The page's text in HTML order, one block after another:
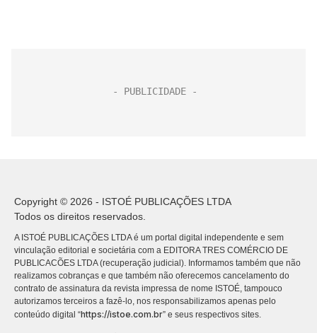
Copyright © 2026 - ISTOÉ PUBLICAÇÕES LTDA
Todos os direitos reservados.
A ISTOÉ PUBLICAÇÕES LTDA é um portal digital independente e sem
vinculação editorial e societária com a EDITORA TRES COMÉRCIO DE
PUBLICACÕES LTDA (recuperação judicial). Informamos também que não
realizamos cobranças e que também não oferecemos cancelamento do
contrato de assinatura da revista impressa de nome ISTOÉ, tampouco
autorizamos terceiros a fazê-lo, nos responsabilizamos apenas pelo
conteúdo digital “https://istoe.com.br” e seus respectivos sites.